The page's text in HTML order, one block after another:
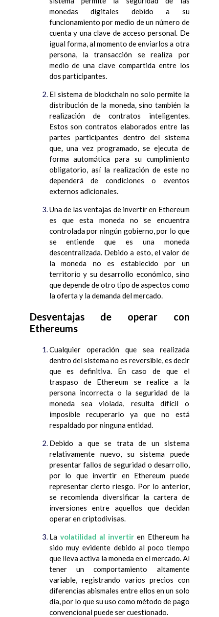
monedas digitales debido a su
funcionamiento por medio de un número de
cuenta y una clave de acceso personal. De
igual forma, al momento de enviarlos a otra
persona, la transacción se realiza por
medio de una clave compartida entre los
dos participantes.
El sistema de blockchain no solo permite la
distribución de la moneda, sino también la
realización de contratos inteligentes.
Estos son contratos elaborados entre las
partes participantes dentro del sistema
que, una vez programado, se ejecuta de
forma automática para su cumplimiento
obligatorio, así la realización de este no
dependerá de condiciones o eventos
externos adicionales.
Una de las ventajas de invertir en Ethereum
es que esta moneda no se encuentra
controlada por ningún gobierno, por lo que
se entiende que es una moneda
descentralizada. Debido a esto, el valor de
la moneda no es establecido por un
territorio y su desarrollo económico, sino
que depende de otro tipo de aspectos como
la oferta y la demanda del mercado.
Desventajas de operar con
Ethereums
Cualquier operación que sea realizada
dentro del sistema no es reversible, es decir
que es definitiva. En caso de que el
traspaso de Ethereum se realice a la
persona incorrecta o la seguridad de la
moneda sea violada, resulta difícil o
imposible recuperarlo ya que no está
respaldado por ninguna entidad.
Debido a que se trata de un sistema
relativamente nuevo, su sistema puede
presentar fallos de seguridad o desarrollo,
por lo que invertir en Ethereum puede
representar cierto riesgo. Por lo anterior,
se recomienda diversificar la cartera de
inversiones entre aquellos que decidan
operar en criptodivisas.
La volatilidad al invertir en Ethereum ha
sido muy evidente debido al poco tiempo
que lleva activa la moneda en el mercado. Al
tener un comportamiento altamente
variable, registrando varios precios con
diferencias abismales entre ellos en un solo
día, por lo que su uso como método de pago
convencional puede ser cuestionado.